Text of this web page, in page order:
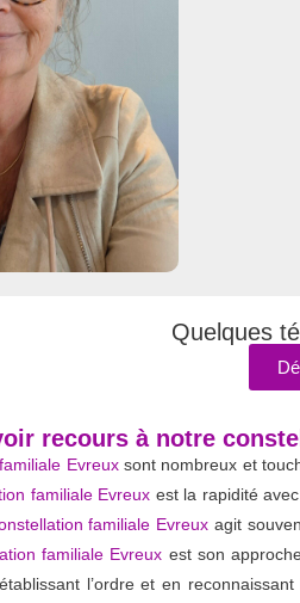
Quelques
recours à notre
Evreuxsont nombreux et
familiale Evreux est la rapidité
familiale Evreux agit
familiale Evreux est son
l’ordre et en